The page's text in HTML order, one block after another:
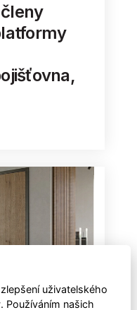
uživatelského
Používáním našich